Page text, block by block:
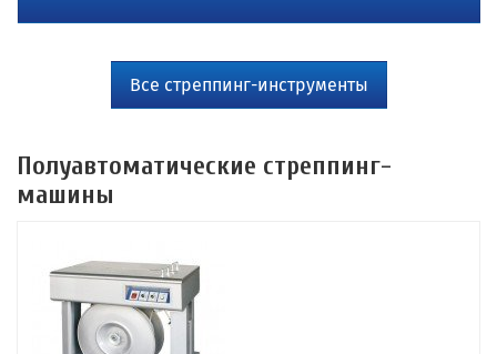
Все cтреппинг-инструменты
Полуавтоматические стреппинг-
машины